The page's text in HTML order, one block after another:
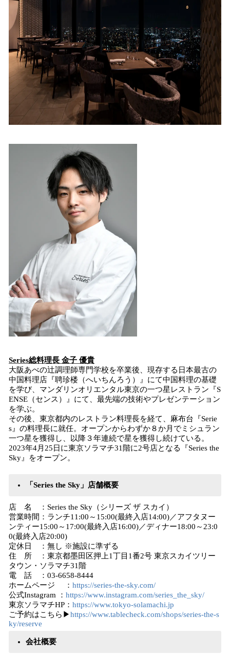
Series総料理長 金子 優貴
大阪あべの辻調理師専門学校を卒業後、現存する日本最古の
中国料理店『聘珍楼（へいちんろう）』にて中国料理の基礎
を学び、マンダリンオリエンタル東京の一つ星レストラン『S
ENSE（センス）』にて、最先端の技術やプレゼンテーション
を学ぶ。
その後、東京都内のレストラン料理長を経て、麻布台『Serie
s』の料理長に就任。オープンからわずか８か月でミシュラン
一つ星を獲得し、以降３年連続で星を獲得し続けている。
2023年4月25日に東京ソラマチ31階に2号店となる『Series the
Sky』をオープン。
「Series the Sky」店舗概要
店 名 ：Series the Sky（シリーズ ザ スカイ）
営業時間：ランチ11:00～15:00(最終入店14:00)／アフタヌー
ンティー15:00～17:00(最終入店16:00)／ディナー18:00～23:0
0(最終入店20:00)
定休日 ：無し ※施設に準ずる
住 所 ：東京都墨田区押上1丁目1番2号 東京スカイツリー
タウン・ソラマチ31階
電 話 ：03-6658-8444
ホームページ ： https://series-the-sky.com/
公式Instagram ： https://www.instagram.com/series_the_sky/
東京ソラマチHP： https://www.tokyo-solamachi.jp
ご予約はこちら▶https://www.tablecheck.com/shops/series-the-s
ky/reserve
会社概要